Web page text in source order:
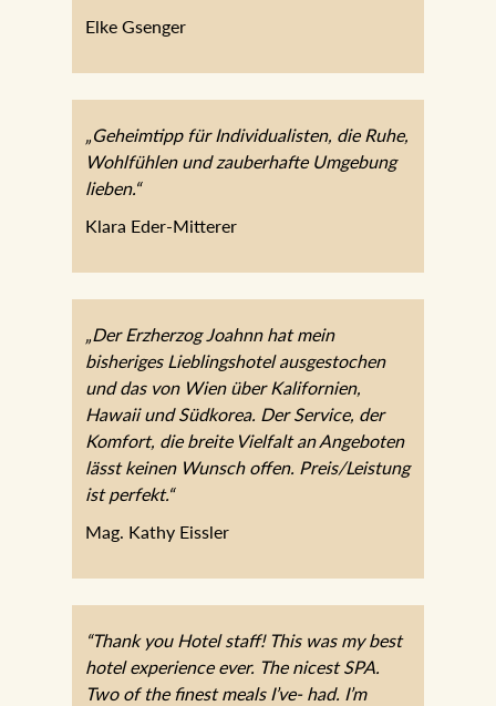
Elke Gsenger
„Geheimtipp für Individualisten, die Ruhe,
Wohlfühlen und zauberhafte Umgebung
lieben.“
Klara Eder-Mitterer
„Der Erzherzog Joahnn hat mein
bisheriges Lieblingshotel ausgestochen
und das von Wien über Kalifornien,
Hawaii und Südkorea. Der Service, der
Komfort, die breite Vielfalt an Angeboten
lässt keinen Wunsch offen. Preis/Leistung
ist perfekt.“
Mag. Kathy Eissler
“Thank you Hotel staff! This was my best
hotel experience ever. The nicest SPA.
Two of the finest meals I’ve- had. I’m